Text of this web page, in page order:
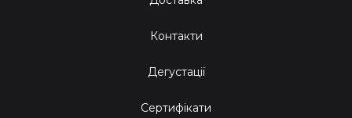
Контакти
Дегустації
Сертифікати